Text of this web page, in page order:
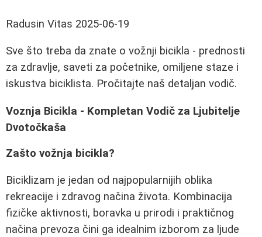
Radusin Vitas 2025-06-19
Sve što treba da znate o vožnji bicikla - prednosti
za zdravlje, saveti za početnike, omiljene staze i
iskustva biciklista. Pročitajte naš detaljan vodič.
Voznja Bicikla - Kompletan Vodič za Ljubitelje
Dvotočkaša
Zašto vožnja bicikla?
Biciklizam je jedan od najpopularnijih oblika
rekreacije i zdravog načina života. Kombinacija
fizičke aktivnosti, boravka u prirodi i praktičnog
načina prevoza čini ga idealnim izborom za ljude